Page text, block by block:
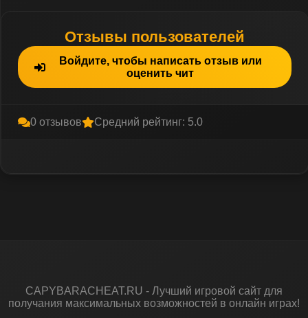
Отзывы пользователей
Войдите, чтобы написать отзыв или
оценить чит
0 отзывов Средний рейтинг: 5.0
CAPYBARACHEAT.RU - Лучший игровой сайт для
получания максимальных возможностей в онлайн играх!